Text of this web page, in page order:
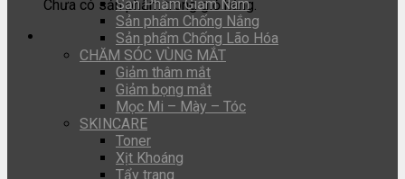
Chưa có sản phẩm trong giỏ hàng.
Sản Phẩm Giảm Nám
Sản phẩm Chống Nắng
Sản phẩm Chống Lão Hóa
CHĂM SÓC VÙNG MẮT
Giảm thâm mắt
Giảm bọng mắt
Mọc Mi – Mày – Tóc
SKINCARE
Toner
Xịt Khoáng
Tẩy trang